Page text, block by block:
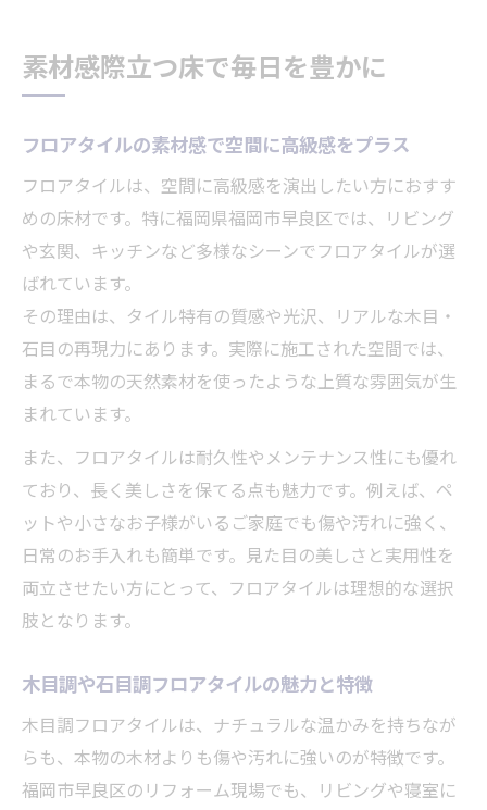
素材感際立つ床で毎日を豊かに
フロアタイルの素材感で空間に高級感をプラス
フロアタイルは、空間に高級感を演出したい方におすす
めの床材です。特に福岡県福岡市早良区では、リビング
や玄関、キッチンなど多様なシーンでフロアタイルが選
ばれています。
その理由は、タイル特有の質感や光沢、リアルな木目・
石目の再現力にあります。実際に施工された空間では、
まるで本物の天然素材を使ったような上質な雰囲気が生
まれています。
また、フロアタイルは耐久性やメンテナンス性にも優れ
ており、長く美しさを保てる点も魅力です。例えば、ペ
ットや小さなお子様がいるご家庭でも傷や汚れに強く、
日常のお手入れも簡単です。見た目の美しさと実用性を
両立させたい方にとって、フロアタイルは理想的な選択
肢となります。
木目調や石目調フロアタイルの魅力と特徴
木目調フロアタイルは、ナチュラルな温かみを持ちなが
らも、本物の木材よりも傷や汚れに強いのが特徴です。
福岡市早良区のリフォーム現場でも、リビングや寝室に